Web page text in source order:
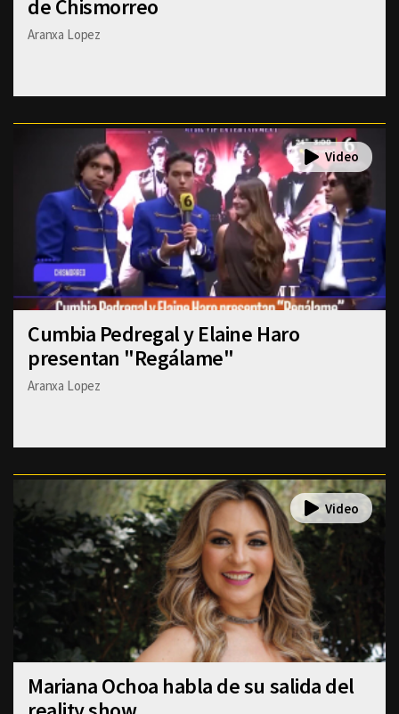
de Chismorreo
Aranxa Lopez
Cumbia Pedregal y Elaine Haro
presentan "Regálame"
Aranxa Lopez
Mariana Ochoa habla de su salida del